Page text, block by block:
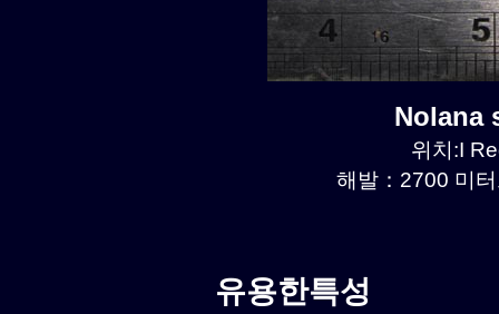
Nolana
위치:I
해발：2700 미
유용한특성